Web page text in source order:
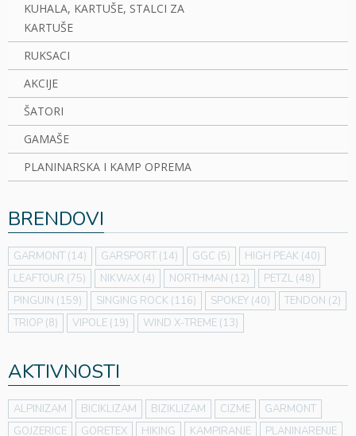
KUHALA, KARTUŠE, STALCI ZA
KARTUŠE
RUKSACI
AKCIJE
ŠATORI
GAMAŠE
PLANINARSKA I KAMP OPREMA
BRENDOVI
GARMONT (14) GARSPORT (14) GGC (5) HIGH PEAK (40)
LEAFTOUR (75) NIKWAX (4) NORTHMAN (12) PETZL (48)
PINGUIN (159) SINGING ROCK (116) SPOKEY (40) TENDON (2)
TRIOP (8) VIPOLE (19) WIND X-TREME (13)
AKTIVNOSTI
ALPINIZAM BICIKLIZAM BIZIKLIZAM CIZME
GARMONT
GOJZERICE
GORETEX HIKING KAMPIRANJE PLANINARENJE